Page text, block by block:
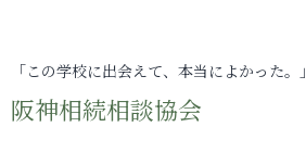
「この学校に出会えて、本当によかった。」
阪神相続相談協会